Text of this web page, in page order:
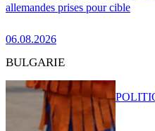
allemandes prises pour cible
06.08.2026
BULGARIE